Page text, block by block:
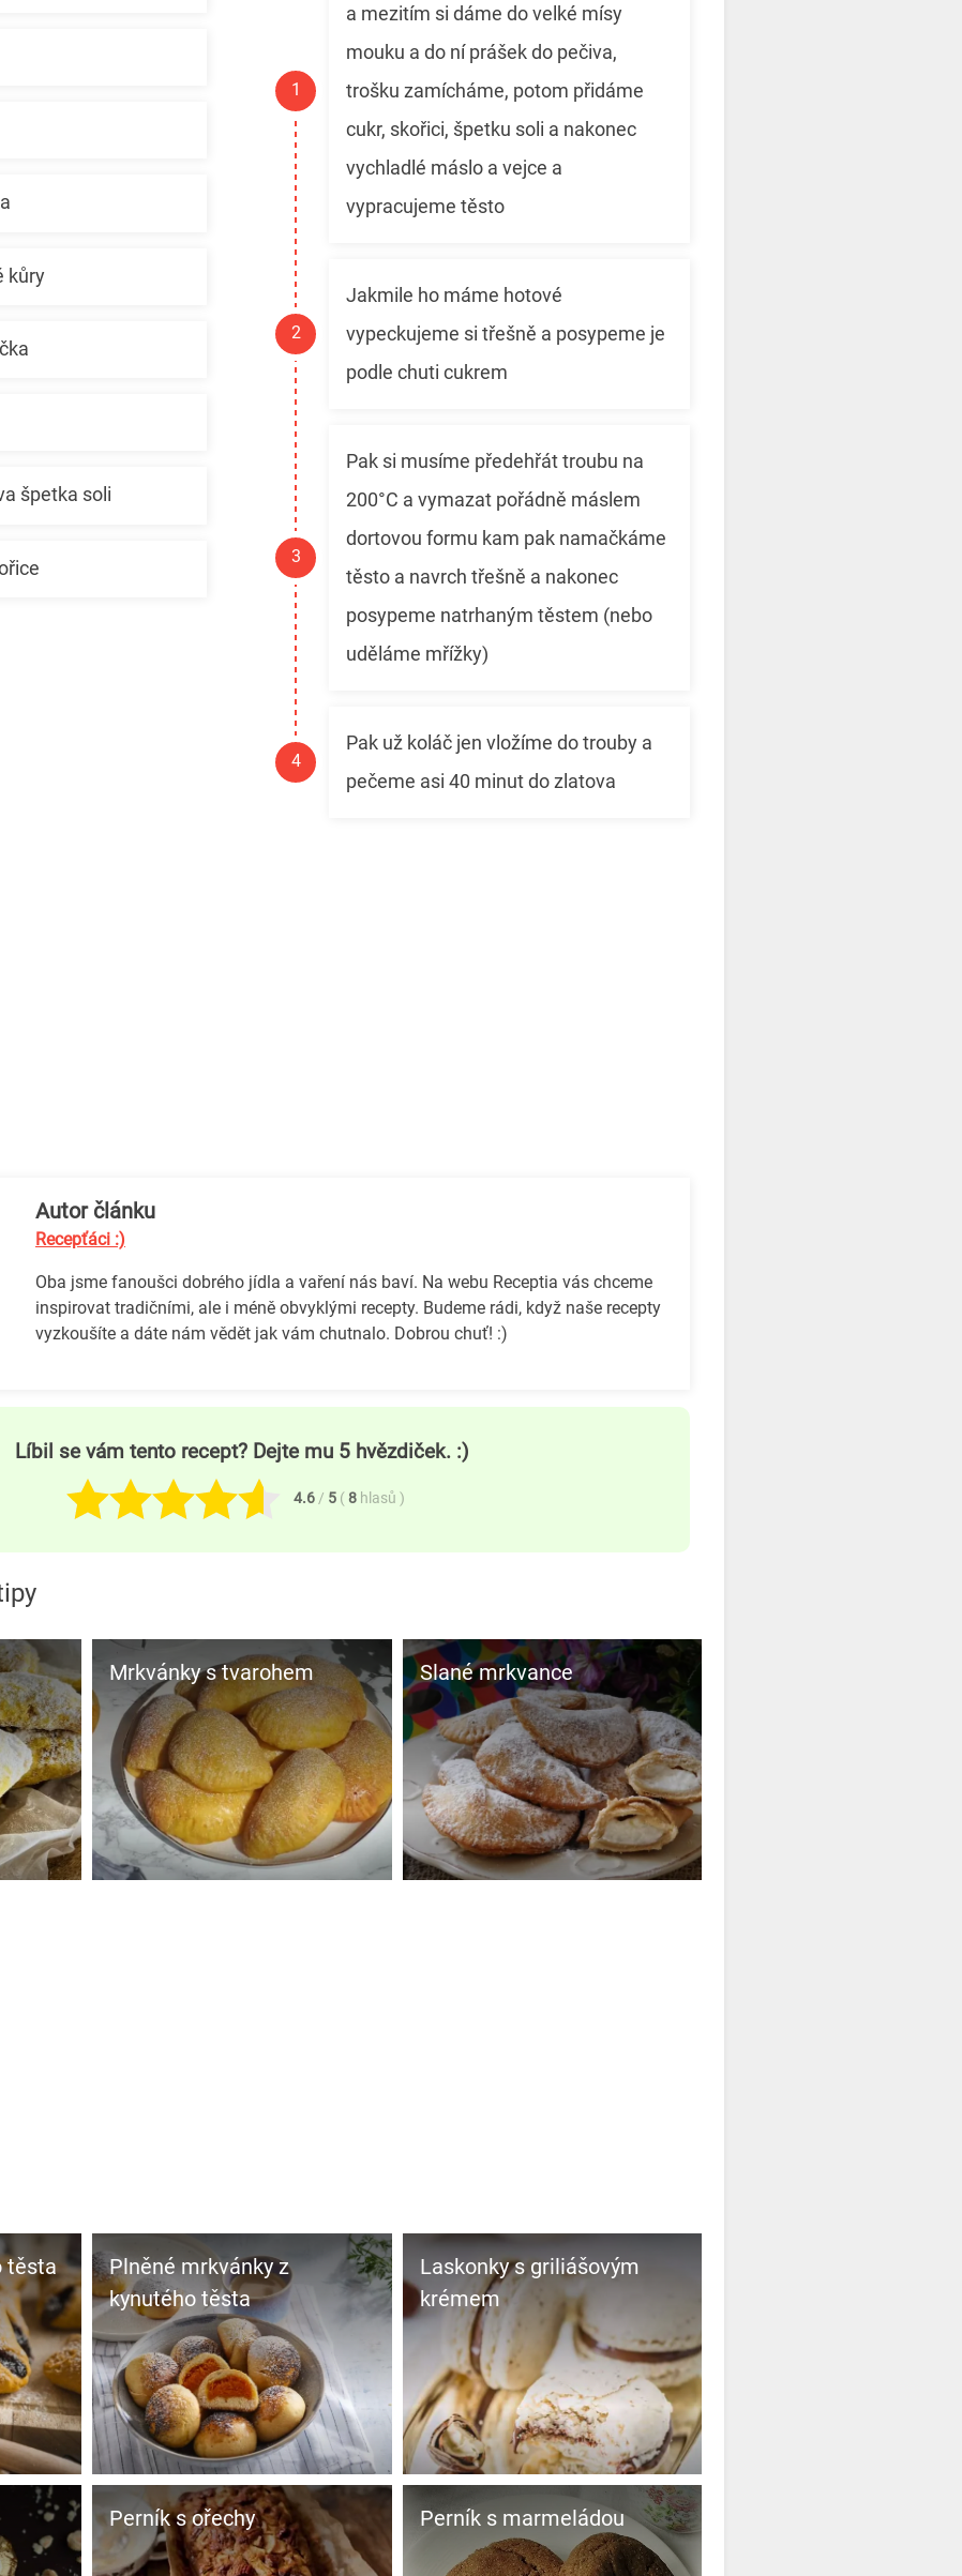
kůry
špetka soli
a mezitím si dáme do velké mísy
mouku a do ní prášek do pečiva,
trošku zamícháme, potom přidáme
cukr, skořici, špetku soli a nakonec
vychladlé máslo a vejce a
vypracujeme těsto
Jakmile ho máme hotové
vypeckujeme si třešně a posypeme je
podle chuti cukrem
Pak si musíme předehřát troubu na
200°C a vymazat pořádně máslem
dortovou formu kam pak namačkáme
těsto a navrch třešně a nakonec
posypeme natrhaným těstem (nebo
uděláme mřížky)
Pak už koláč jen vložíme do trouby a
pečeme asi 40 minut do zlatova
Autor článku
Recepťáci :)
Oba jsme fanoušci dobrého jídla a vaření nás baví. Na webu Receptia vás chceme
inspirovat tradičními, ale i méně obvyklými recepty. Budeme rádi, když naše recepty
vyzkoušíte a dáte nám vědět jak vám chutnalo. Dobrou chuť! :)
Líbil se vám tento recept? Dejte mu 5 hvězdiček. :)
4.6/ 5 (8 hlasů )
Mrkvánky s tvarohem Slané mrkvance
těsta
Plněné mrkvánky z
kynutého těsta
Laskonky s griliášovým
krémem
Perník s ořechy Perník s marmeládou